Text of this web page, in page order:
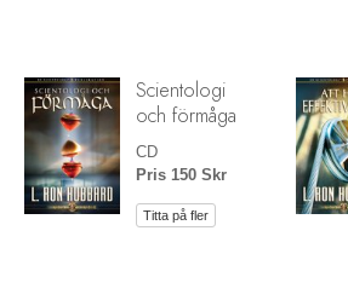
Scientologi
och förmåga
CD
Pris 150 Skr
Titta på fler